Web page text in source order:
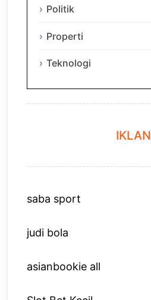
Politik
Properti
Teknologi
IKLAN
saba sport
judi bola
asianbookie all